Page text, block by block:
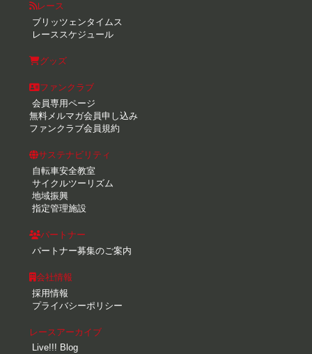
レース
ブリッツェンタイムス
レーススケジュール
グッズ
ファンクラブ
会員専用ページ
無料メルマガ会員申し込み
ファンクラブ会員規約
サステナビリティ
自転車安全教室
サイクルツーリズム
地域振興
指定管理施設
パートナー
パートナー募集のご案内
会社情報
採用情報
プライバシーポリシー
レースアーカイブ
Live!!! Blog